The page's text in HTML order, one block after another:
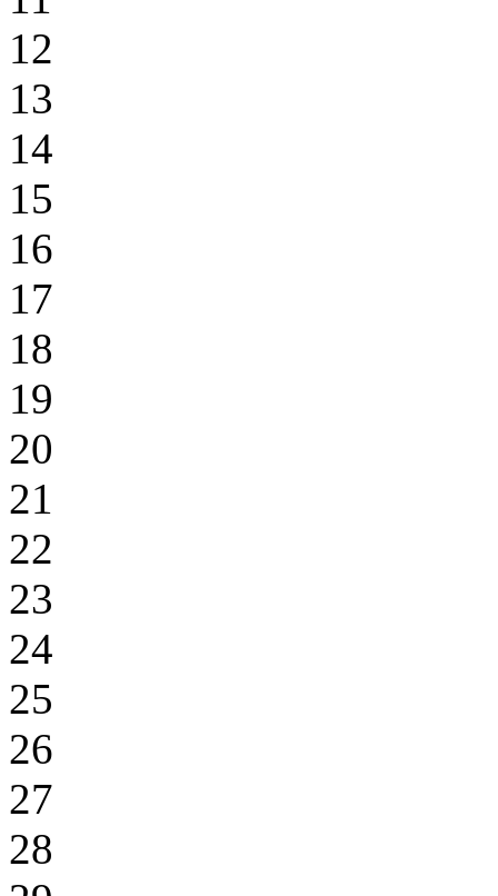
12
13
14
15
16
17
18
19
20
21
22
23
24
25
26
27
28